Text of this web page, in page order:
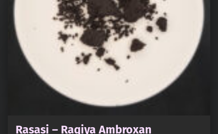
Rasasi – Raqiya Ambroxan